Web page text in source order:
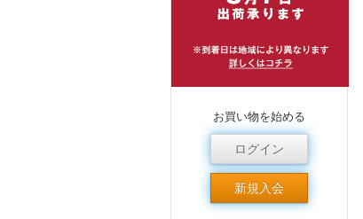
お買い物を始める
ログイン
新規入会